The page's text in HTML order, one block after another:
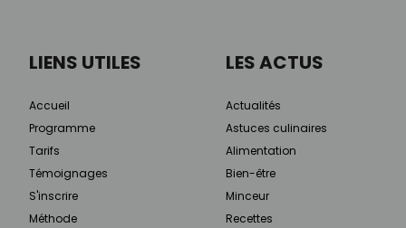
LIENS UTILES
Accueil
Programme
Tarifs
Témoignages
S'inscrire
Méthode
LES ACTUS
Actualités
Astuces culinaires
Alimentation
Bien-être
Minceur
Recettes